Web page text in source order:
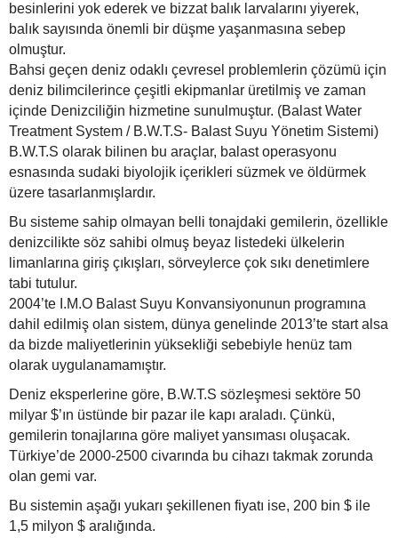
besinlerini yok ederek ve bizzat balık larvalarını yiyerek,
balık sayısında önemli bir düşme yaşanmasına sebep
olmuştur.
Bahsi geçen deniz odaklı çevresel problemlerin çözümü için
deniz bilimcilerince çeşitli ekipmanlar üretilmiş ve zaman
içinde Denizciliğin hizmetine sunulmuştur. (Balast Water
Treatment System / B.W.T.S- Balast Suyu Yönetim Sistemi)
B.W.T.S olarak bilinen bu araçlar, balast operasyonu
esnasında sudaki biyolojik içerikleri süzmek ve öldürmek
üzere tasarlanmışlardır.
Bu sisteme sahip olmayan belli tonajdaki gemilerin, özellikle
denizcilikte söz sahibi olmuş beyaz listedeki ülkelerin
limanlarına giriş çıkışları, sörveylerce çok sıkı denetimlere
tabi tutulur.
2004’te I.M.O Balast Suyu Konvansiyonunun programına
dahil edilmiş olan sistem, dünya genelinde 2013’te start alsa
da bizde maliyetlerinin yüksekliği sebebiyle henüz tam
olarak uygulanamamıştır.
Deniz eksperlerine göre, B.W.T.S sözleşmesi sektöre 50
milyar $’ın üstünde bir pazar ile kapı araladı. Çünkü,
gemilerin tonajlarına göre maliyet yansıması oluşacak.
Türkiye’de 2000-2500 civarında bu cihazı takmak zorunda
olan gemi var.
Bu sistemin aşağı yukarı şekillenen fiyatı ise, 200 bin $ ile
1,5 milyon $ aralığında.